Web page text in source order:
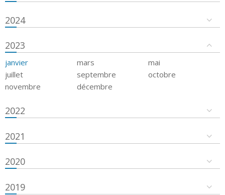
2024
2023
janvier mars
mai
juillet
septembre
octobre
novembre
décembre
2022
2021
2020
2019